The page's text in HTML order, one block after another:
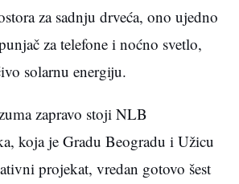
za sadnju drveća, ono ujedno
za telefone i noćno svetlo,
solarnu energiju.
zapravo stoji NLB
koja je Gradu Beogradu i Užicu
projekat, vredan gotovo šest